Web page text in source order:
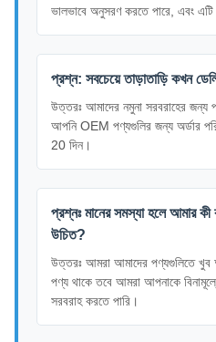
ভালভাবে অনুসরণ করতে পারে, এবং এটি
প্রশ্ন: সবচেয়ে তাড়াতাড়ি কখন
উত্তরঃ আমাদের নমুনা সরবরাহের জন্য
আপনি OEM পণ্যগুলির জন্য অর্ডার
20 দিন।
প্রশ্নঃ মানের সমস্যা হলে আমার
উচিত?
উত্তরঃ আমরা আমাদের পণ্যগুলিতে খুব
পণ্য থাকে তবে আমরা আপনাকে
সরবরাহ করতে পারি।